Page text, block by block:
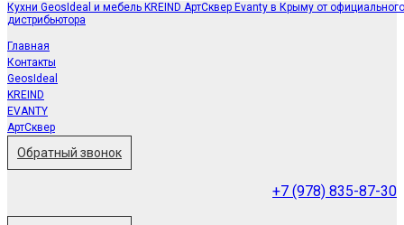
Кухни GeosIdeal и мебель KREIND АртСквер Evanty в Крыму от официального
дистрибьютора
Главная
Контакты
GeosIdeal
KREIND
EVANTY
АртСквер
Обратный звонок
+7 (978) 835-87-30